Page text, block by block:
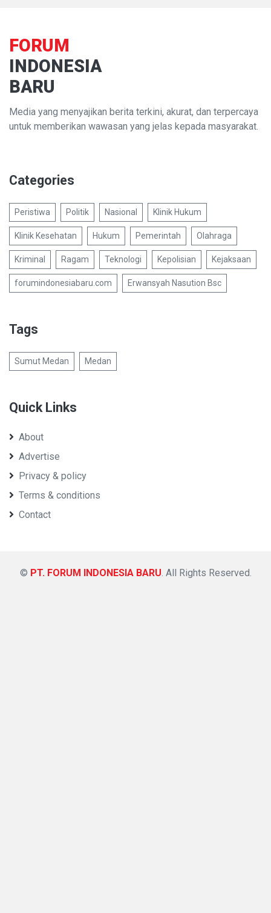
FORUM
INDONESIA
BARU
Media yang menyajikan berita terkini, akurat, dan terpercaya
untuk memberikan wawasan yang jelas kepada masyarakat.
Categories
Peristiwa Politik Nasional Klinik Hukum
Klinik Kesehatan Hukum Pemerintah Olahraga
Kriminal Ragam Teknologi Kepolisian Kejaksaan
forumindonesiabaru.com Erwansyah Nasution Bsc
Tags
Sumut Medan Medan
Quick Links
About
Advertise
Privacy & policy
Terms & conditions
Contact
© PT. FORUM INDONESIA BARU . All Rights Reserved.